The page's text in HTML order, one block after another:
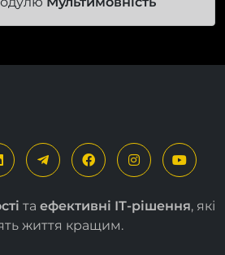
багатомовний
Мультимовність
таефективні ІТ-рішення